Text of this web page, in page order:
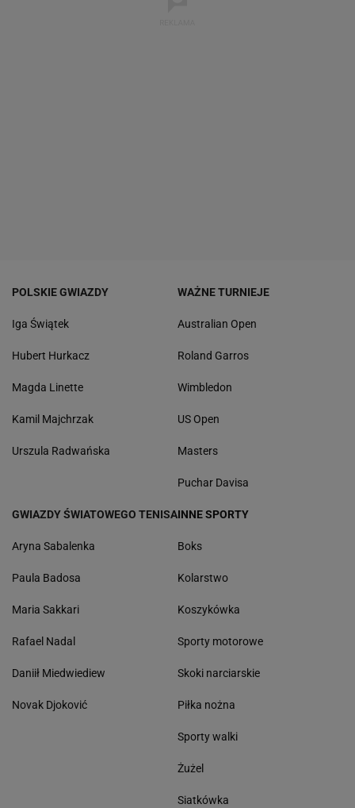
POLSKIE GWIAZDY
Iga Świątek
Hubert Hurkacz
Magda Linette
Kamil Majchrzak
Urszula Radwańska
WAŻNE TURNIEJE
Australian Open
Roland Garros
Wimbledon
US Open
Masters
Puchar Davisa
GWIAZDY ŚWIATOWEGO TENISA
Aryna Sabalenka
Paula Badosa
Maria Sakkari
Rafael Nadal
Daniił Miedwiediew
Novak Djoković
INNE SPORTY
Boks
Kolarstwo
Koszykówka
Sporty motorowe
Skoki narciarskie
Piłka nożna
Sporty walki
Żużel
Siatkówka